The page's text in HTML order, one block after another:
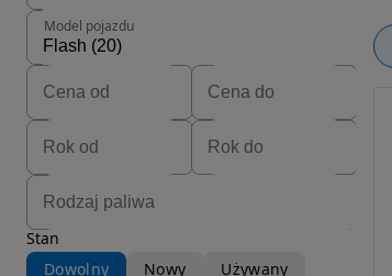
Model pojazdu
Stan
Dowolny
Nowy Używany